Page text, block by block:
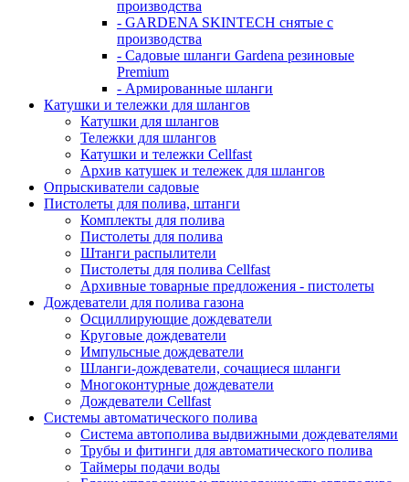
производства
- GARDENA SKINTECH снятые с
производства
- Садовые шланги Gardena резиновые
Premium
- Армированные шланги
Катушки и тележки для шлангов
Катушки для шлангов
Тележки для шлангов
Катушки и тележки Cellfast
Архив катушек и тележек для шлангов
Опрыскиватели садовые
Пистолеты для полива, штанги
Комплекты для полива
Пистолеты для полива
Штанги распылители
Пистолеты для полива Cellfast
Архивные товарные предложения - пистолеты
Дождеватели для полива газона
Осциллирующие дождеватели
Круговые дождеватели
Импульсные дождеватели
Шланги-дождеватели, сочащиеся шланги
Многоконтурные дождеватели
Дождеватели Cellfast
Системы автоматического полива
Система автополива выдвижными дождевателями
Трубы и фитинги для автоматического полива
Таймеры подачи воды